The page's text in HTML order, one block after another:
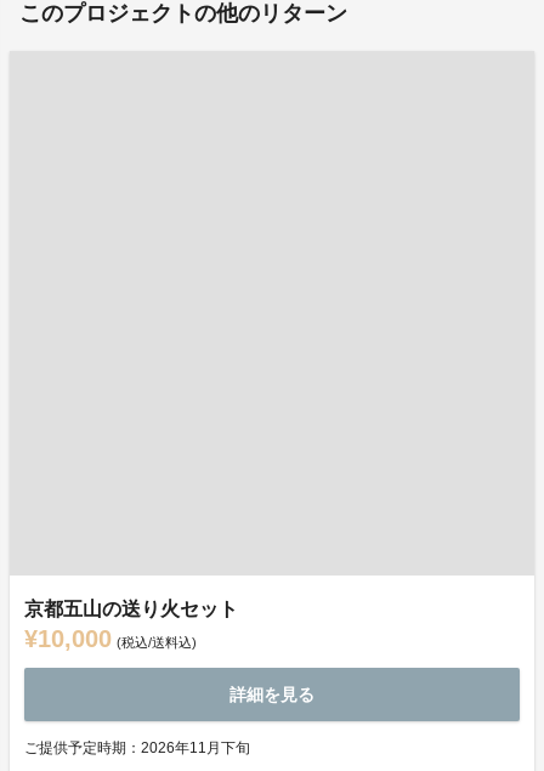
このプロジェクトの他のリターン
京都五山の送り火セット
¥10,000 (税込/送料込)
詳細を見る
ご提供予定時期：2026年11月下旬